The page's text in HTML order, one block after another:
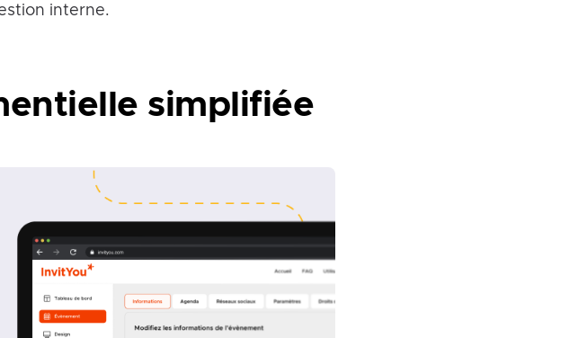
interne.
simplifiée